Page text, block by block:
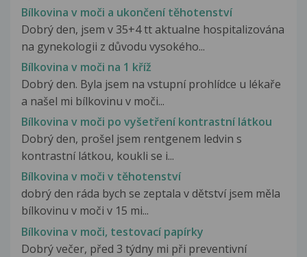
Bílkovina v moči a ukončení těhotenství
Dobrý den, jsem v 35+4 tt aktualne hospitalizována
na gynekologii z důvodu vysokého...
Bílkovina v moči na 1 kříž
Dobrý den. Byla jsem na vstupní prohlídce u lékaře
a našel mi bílkovinu v moči...
Bílkovina v moči po vyšetření kontrastní látkou
Dobrý den, prošel jsem rentgenem ledvin s
kontrastní látkou, koukli se i...
Bílkovina v moči v těhotenství
dobrý den ráda bych se zeptala v dětství jsem měla
bílkovinu v moči v 15 mi...
Bílkovina v moči, testovací papírky
Dobrý večer, před 3 týdny mi při preventivní